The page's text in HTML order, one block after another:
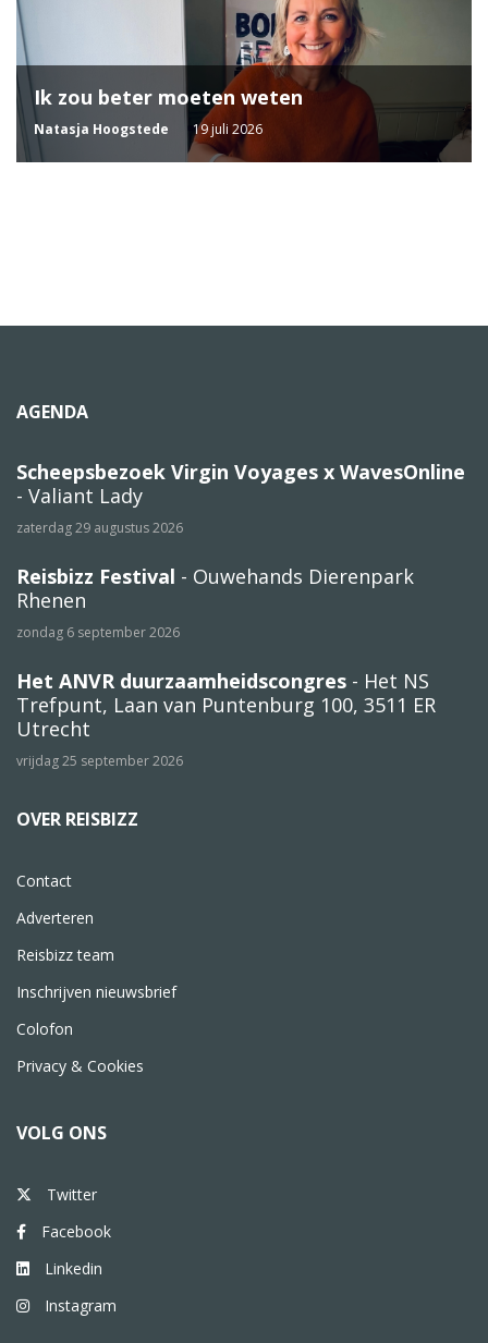
Ik zou beter moeten weten
Natasja Hoogstede 19 juli 2026
AGENDA
Scheepsbezoek Virgin Voyages x WavesOnline
- Valiant Lady
zaterdag 29 augustus 2026
Reisbizz Festival - Ouwehands Dierenpark
Rhenen
zondag 6 september 2026
Het ANVR duurzaamheidscongres - Het NS
Trefpunt, Laan van Puntenburg 100, 3511 ER
Utrecht
vrijdag 25 september 2026
OVER REISBIZZ
Contact
Adverteren
Reisbizz team
Inschrijven nieuwsbrief
Colofon
Privacy & Cookies
VOLG ONS
Twitter
Facebook
Linkedin
Instagram